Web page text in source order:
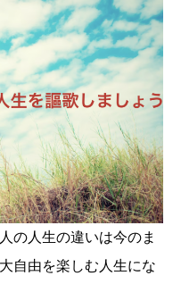
の人生の違いは今のま
自由を楽しむ人生にな